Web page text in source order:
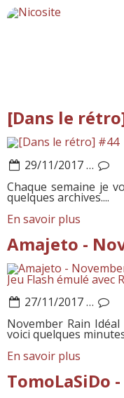
[Dans le
29/11/2017…
Chaque semaine je
quelques archives....
En savoir plus
Amajeto -
Jeu Flash émulé avec
27/11/2017…
November Rain
voici quelques
En savoir plus
TomoLaSiDo